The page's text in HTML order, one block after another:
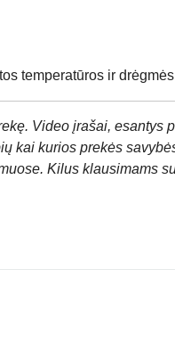
temperatūros ir
Video įrašai, esantys
kai kurios prekės
Kilus klausimams